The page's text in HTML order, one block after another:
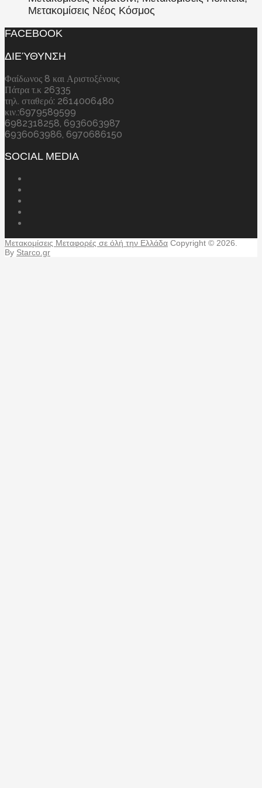
Μετακομίσεις Νέος Κόσμος
FACEBOOK
ΔΙΕΎΘΥΝΣΗ
Φαίδωνος 8 και Αριστοξένους
Πάτρα τ.κ 26335
τηλ. σταθερό: 2614006480
κιν.:6979589599
6982318258, 6936063987
6936063986, 6970686150
SOCIAL MEDIA
Μετακομίσεις Μεταφορές σε όλή την Ελλάδα Copyright © 2026.
By Starco.gr